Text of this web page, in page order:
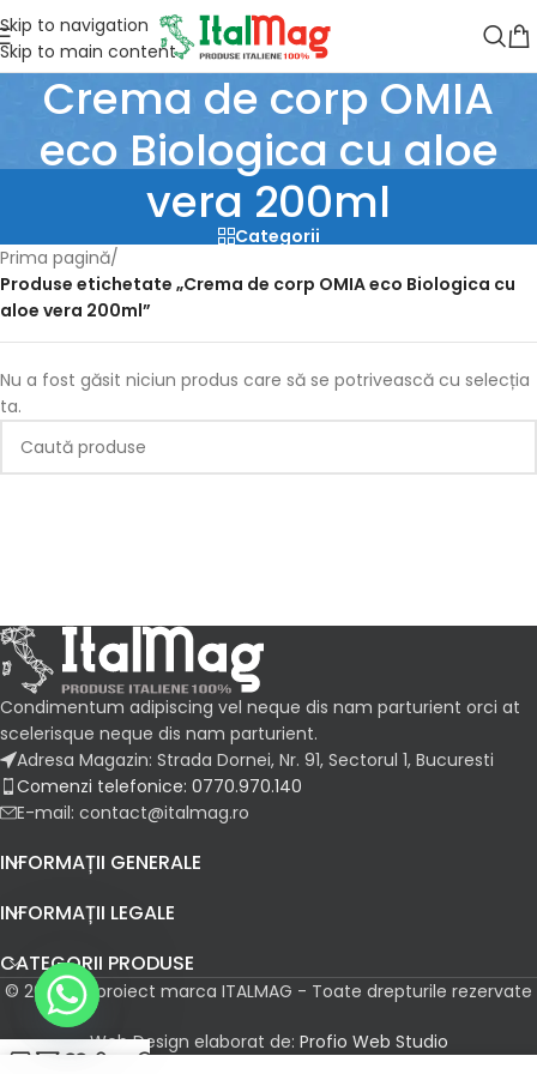
Skip to navigation
Skip to main content
Crema de corp OMIA
eco Biologica cu aloe
vera 200ml
Categorii
Prima pagină/
Produse etichetate „Crema de corp OMIA eco Biologica cu
aloe vera 200ml”
Nu a fost găsit niciun produs care să se potrivească cu selecția
ta.
Condimentum adipiscing vel neque dis nam parturient orci at
scelerisque neque dis nam parturient.
Adresa Magazin: Strada Dornei, Nr. 91, Sectorul 1, Bucuresti
Comenzi telefonice: 0770.970.140
E-mail: contact@italmag.ro
INFORMAȚII GENERALE
INFORMAȚII LEGALE
CATEGORII PRODUSE
© 2026 Un proiect marca ITALMAG - Toate drepturile rezervate
Web Design elaborat de: Profio Web Studio